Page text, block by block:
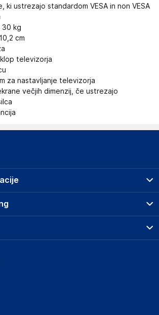
ki ustrezajo standardom VESA in non VESA
30 kg
cm
televizorja
za nastavljanje televizorja
večjih dimenzij, če ustrezajo
odvoz